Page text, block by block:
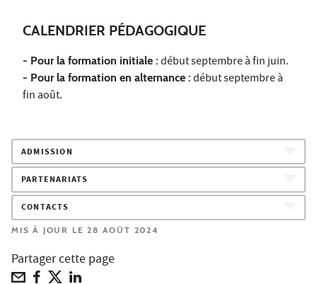
CALENDRIER PÉDAGOGIQUE
- Pour la formation initiale : début septembre à fin juin.
- Pour la formation en alternance : début septembre à
fin août.
ADMISSION
PARTENARIATS
CONTACTS
MIS À JOUR LE 28 AOÛT 2024
Partager cette page